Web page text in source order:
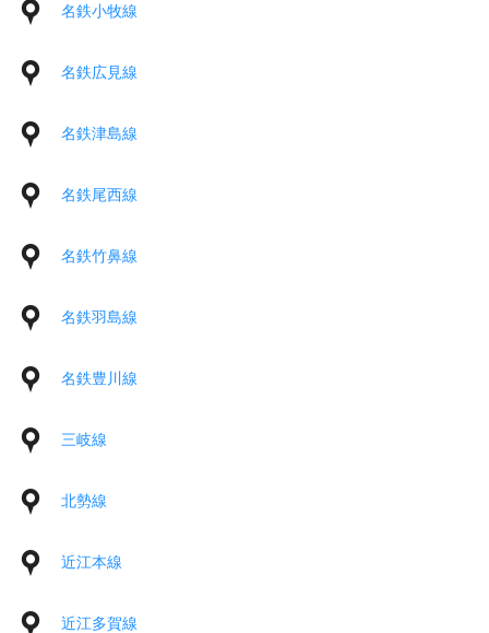
名鉄小牧線
名鉄広見線
名鉄津島線
名鉄尾西線
名鉄竹鼻線
名鉄羽島線
名鉄豊川線
三岐線
北勢線
近江本線
近江多賀線